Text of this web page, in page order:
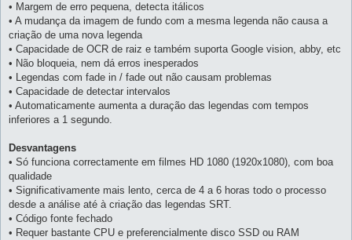
• Margem de erro pequena, detecta itálicos
• A mudança da imagem de fundo com a mesma legenda não causa a
criação de uma nova legenda
• Capacidade de OCR de raiz e também suporta Google vision, abby, etc
• Não bloqueia, nem dá erros inesperados
• Legendas com fade in / fade out não causam problemas
• Capacidade de detectar intervalos
• Automaticamente aumenta a duração das legendas com tempos
inferiores a 1 segundo.
Desvantagens
• Só funciona correctamente em filmes HD 1080 (1920x1080), com boa
qualidade
• Significativamente mais lento, cerca de 4 a 6 horas todo o processo
desde a análise até à criação das legendas SRT.
• Código fonte fechado
• Requer bastante CPU e preferencialmente disco SSD ou RAM